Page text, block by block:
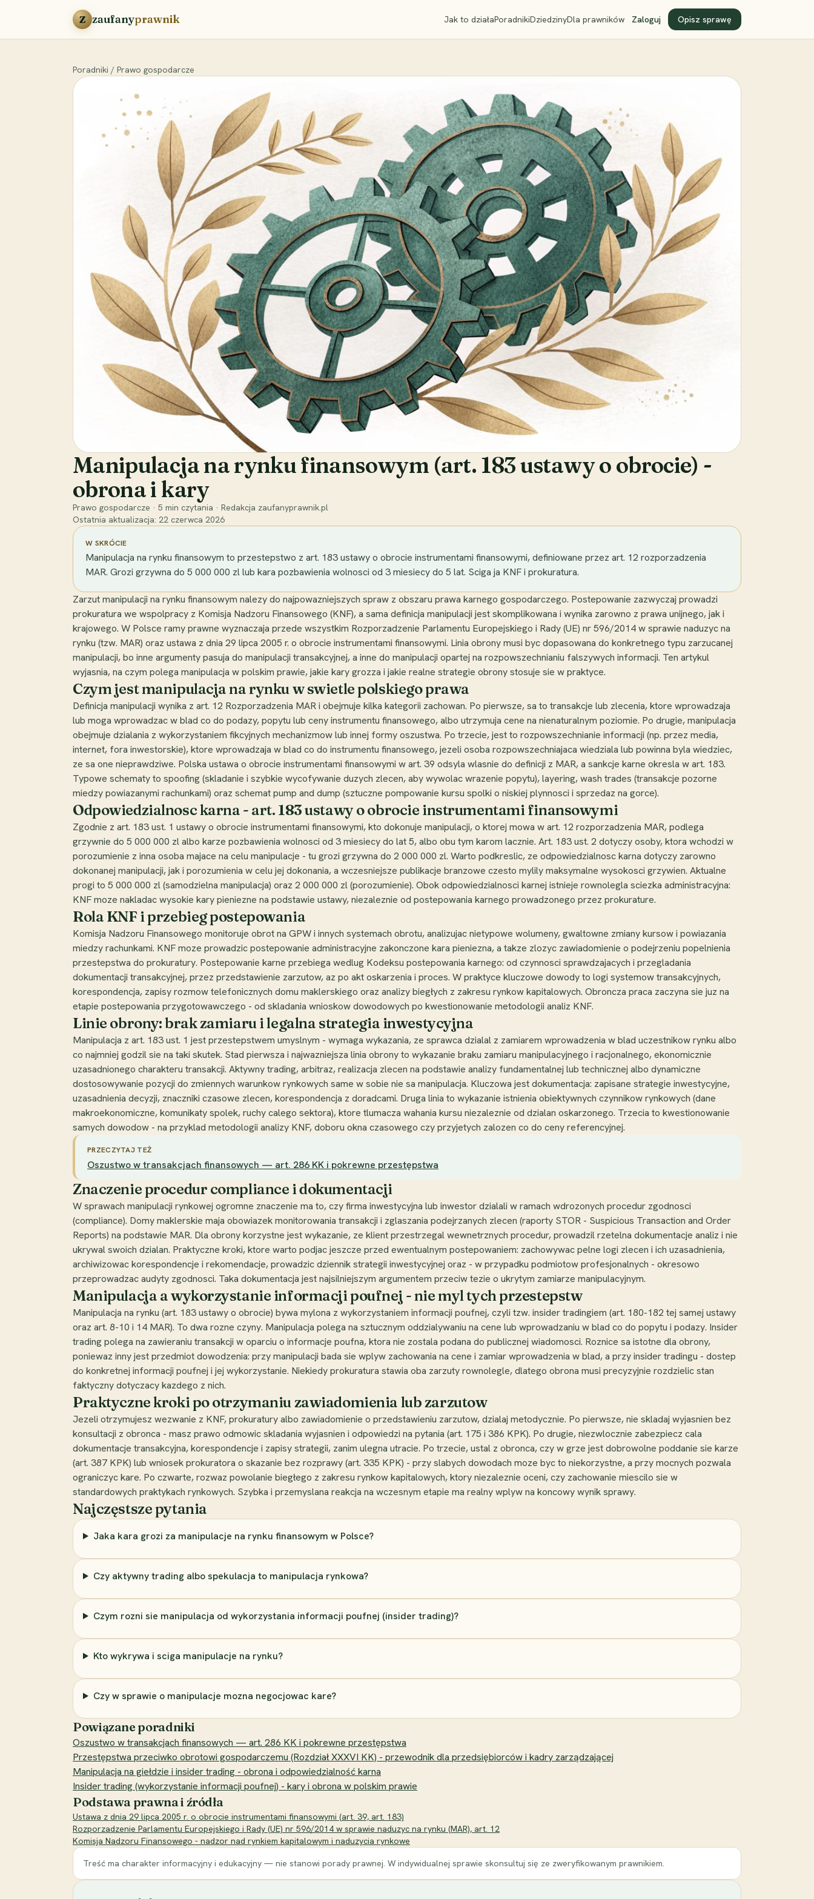
Przejdź do treści
Z zaufanyprawnik Jak to działaPoradnikiDziedzinyDla prawników Zaloguj Opisz sprawę
Poradniki / Prawo gospodarcze
Manipulacja na rynku finansowym (art. 183 ustawy o obrocie) -
obrona i kary
Prawo gospodarcze · 5 min czytania · Redakcja zaufanyprawnik.pl
Ostatnia aktualizacja: 22 czerwca 2026
W SKRÓCIE
Manipulacja na rynku finansowym to przestepstwo z art. 183 ustawy o obrocie instrumentami finansowymi, definiowane przez art. 12 rozporzadzenia
MAR. Grozi grzywna do 5 000 000 zl lub kara pozbawienia wolnosci od 3 miesiecy do 5 lat. Sciga ja KNF i prokuratura.
Zarzut manipulacji na rynku finansowym nalezy do najpowazniejszych spraw z obszaru prawa karnego gospodarczego. Postepowanie zazwyczaj prowadzi
prokuratura we wspolpracy z Komisja Nadzoru Finansowego (KNF), a sama definicja manipulacji jest skomplikowana i wynika zarowno z prawa unijnego, jak i
krajowego. W Polsce ramy prawne wyznaczaja przede wszystkim Rozporzadzenie Parlamentu Europejskiego i Rady (UE) nr 596/2014 w sprawie naduzyc na
rynku (tzw. MAR) oraz ustawa z dnia 29 lipca 2005 r. o obrocie instrumentami finansowymi. Linia obrony musi byc dopasowana do konkretnego typu zarzucanej
manipulacji, bo inne argumenty pasuja do manipulacji transakcyjnej, a inne do manipulacji opartej na rozpowszechnianiu falszywych informacji. Ten artykul
wyjasnia, na czym polega manipulacja w polskim prawie, jakie kary grozza i jakie realne strategie obrony stosuje sie w praktyce.
Czym jest manipulacja na rynku w swietle polskiego prawa
Definicja manipulacji wynika z art. 12 Rozporzadzenia MAR i obejmuje kilka kategorii zachowan. Po pierwsze, sa to transakcje lub zlecenia, ktore wprowadzaja
lub moga wprowadzac w blad co do podazy, popytu lub ceny instrumentu finansowego, albo utrzymuja cene na nienaturalnym poziomie. Po drugie, manipulacja
obejmuje dzialania z wykorzystaniem fikcyjnych mechanizmow lub innej formy oszustwa. Po trzecie, jest to rozpowszechnianie informacji (np. przez media,
internet, fora inwestorskie), ktore wprowadzaja w blad co do instrumentu finansowego, jezeli osoba rozpowszechniajaca wiedziala lub powinna byla wiedziec,
ze sa one nieprawdziwe. Polska ustawa o obrocie instrumentami finansowymi w art. 39 odsyla wlasnie do definicji z MAR, a sankcje karne okresla w art. 183.
Typowe schematy to spoofing (skladanie i szybkie wycofywanie duzych zlecen, aby wywolac wrazenie popytu), layering, wash trades (transakcje pozorne
miedzy powiazanymi rachunkami) oraz schemat pump and dump (sztuczne pompowanie kursu spolki o niskiej plynnosci i sprzedaz na gorce).
Odpowiedzialnosc karna - art. 183 ustawy o obrocie instrumentami finansowymi
Zgodnie z art. 183 ust. 1 ustawy o obrocie instrumentami finansowymi, kto dokonuje manipulacji, o ktorej mowa w art. 12 rozporzadzenia MAR, podlega
grzywnie do 5 000 000 zl albo karze pozbawienia wolnosci od 3 miesiecy do lat 5, albo obu tym karom lacznie. Art. 183 ust. 2 dotyczy osoby, ktora wchodzi w
porozumienie z inna osoba majace na celu manipulacje - tu grozi grzywna do 2 000 000 zl. Warto podkreslic, ze odpowiedzialnosc karna dotyczy zarowno
dokonanej manipulacji, jak i porozumienia w celu jej dokonania, a wczesniejsze publikacje branzowe czesto mylily maksymalne wysokosci grzywien. Aktualne
progi to 5 000 000 zl (samodzielna manipulacja) oraz 2 000 000 zl (porozumienie). Obok odpowiedzialnosci karnej istnieje rownolegla sciezka administracyjna:
KNF moze nakladac wysokie kary pieniezne na podstawie ustawy, niezaleznie od postepowania karnego prowadzonego przez prokurature.
Rola KNF i przebieg postepowania
Komisja Nadzoru Finansowego monitoruje obrot na GPW i innych systemach obrotu, analizujac nietypowe wolumeny, gwaltowne zmiany kursow i powiazania
miedzy rachunkami. KNF moze prowadzic postepowanie administracyjne zakonczone kara pieniezna, a takze zlozyc zawiadomienie o podejrzeniu popelnienia
przestepstwa do prokuratury. Postepowanie karne przebiega wedlug Kodeksu postepowania karnego: od czynnosci sprawdzajacych i przegladania
dokumentacji transakcyjnej, przez przedstawienie zarzutow, az po akt oskarzenia i proces. W praktyce kluczowe dowody to logi systemow transakcyjnych,
korespondencja, zapisy rozmow telefonicznych domu maklerskiego oraz analizy biegłych z zakresu rynkow kapitalowych. Obroncza praca zaczyna sie juz na
etapie postepowania przygotowawczego - od skladania wnioskow dowodowych po kwestionowanie metodologii analiz KNF.
Linie obrony: brak zamiaru i legalna strategia inwestycyjna
Manipulacja z art. 183 ust. 1 jest przestepstwem umyslnym - wymaga wykazania, ze sprawca dzialal z zamiarem wprowadzenia w blad uczestnikow rynku albo
co najmniej godzil sie na taki skutek. Stad pierwsza i najwazniejsza linia obrony to wykazanie braku zamiaru manipulacyjnego i racjonalnego, ekonomicznie
uzasadnionego charakteru transakcji. Aktywny trading, arbitraz, realizacja zlecen na podstawie analizy fundamentalnej lub technicznej albo dynamiczne
dostosowywanie pozycji do zmiennych warunkow rynkowych same w sobie nie sa manipulacja. Kluczowa jest dokumentacja: zapisane strategie inwestycyjne,
uzasadnienia decyzji, znaczniki czasowe zlecen, korespondencja z doradcami. Druga linia to wykazanie istnienia obiektywnych czynnikow rynkowych (dane
makroekonomiczne, komunikaty spolek, ruchy calego sektora), ktore tlumacza wahania kursu niezaleznie od dzialan oskarzonego. Trzecia to kwestionowanie
samych dowodow - na przyklad metodologii analizy KNF, doboru okna czasowego czy przyjetych zalozen co do ceny referencyjnej.
PRZECZYTAJ TEŻ
Oszustwo w transakcjach finansowych — art. 286 KK i pokrewne przestępstwa
Znaczenie procedur compliance i dokumentacji
W sprawach manipulacji rynkowej ogromne znaczenie ma to, czy firma inwestycyjna lub inwestor dzialali w ramach wdrozonych procedur zgodnosci
(compliance). Domy maklerskie maja obowiazek monitorowania transakcji i zglaszania podejrzanych zlecen (raporty STOR - Suspicious Transaction and Order
Reports) na podstawie MAR. Dla obrony korzystne jest wykazanie, ze klient przestrzegal wewnetrznych procedur, prowadzil rzetelna dokumentacje analiz i nie
ukrywal swoich dzialan. Praktyczne kroki, ktore warto podjac jeszcze przed ewentualnym postepowaniem: zachowywac pelne logi zlecen i ich uzasadnienia,
archiwizowac korespondencje i rekomendacje, prowadzic dziennik strategii inwestycyjnej oraz - w przypadku podmiotow profesjonalnych - okresowo
przeprowadzac audyty zgodnosci. Taka dokumentacja jest najsilniejszym argumentem przeciw tezie o ukrytym zamiarze manipulacyjnym.
Manipulacja a wykorzystanie informacji poufnej - nie myl tych przestepstw
Manipulacja na rynku (art. 183 ustawy o obrocie) bywa mylona z wykorzystaniem informacji poufnej, czyli tzw. insider tradingiem (art. 180-182 tej samej ustawy
oraz art. 8-10 i 14 MAR). To dwa rozne czyny. Manipulacja polega na sztucznym oddzialywaniu na cene lub wprowadzaniu w blad co do popytu i podazy. Insider
trading polega na zawieraniu transakcji w oparciu o informacje poufna, ktora nie zostala podana do publicznej wiadomosci. Roznice sa istotne dla obrony,
poniewaz inny jest przedmiot dowodzenia: przy manipulacji bada sie wplyw zachowania na cene i zamiar wprowadzenia w blad, a przy insider tradingu - dostep
do konkretnej informacji poufnej i jej wykorzystanie. Niekiedy prokuratura stawia oba zarzuty rownolegle, dlatego obrona musi precyzyjnie rozdzielic stan
faktyczny dotyczacy kazdego z nich.
Praktyczne kroki po otrzymaniu zawiadomienia lub zarzutow
Jezeli otrzymujesz wezwanie z KNF, prokuratury albo zawiadomienie o przedstawieniu zarzutow, dzialaj metodycznie. Po pierwsze, nie skladaj wyjasnien bez
konsultacji z obronca - masz prawo odmowic skladania wyjasnien i odpowiedzi na pytania (art. 175 i 386 KPK). Po drugie, niezwlocznie zabezpiecz cala
dokumentacje transakcyjna, korespondencje i zapisy strategii, zanim ulegna utracie. Po trzecie, ustal z obronca, czy w grze jest dobrowolne poddanie sie karze
(art. 387 KPK) lub wniosek prokuratora o skazanie bez rozprawy (art. 335 KPK) - przy slabych dowodach moze byc to niekorzystne, a przy mocnych pozwala
ograniczyc kare. Po czwarte, rozwaz powolanie biegłego z zakresu rynkow kapitalowych, ktory niezaleznie oceni, czy zachowanie miescilo sie w
standardowych praktykach rynkowych. Szybka i przemyslana reakcja na wczesnym etapie ma realny wplyw na koncowy wynik sprawy.
Najczęstsze pytania
Jaka kara grozi za manipulacje na rynku finansowym w Polsce?
Czy aktywny trading albo spekulacja to manipulacja rynkowa?
Czym rozni sie manipulacja od wykorzystania informacji poufnej (insider trading)?
Kto wykrywa i sciga manipulacje na rynku?
Czy w sprawie o manipulacje mozna negocjowac kare?
Powiązane poradniki
Oszustwo w transakcjach finansowych — art. 286 KK i pokrewne przestępstwa
Przestępstwa przeciwko obrotowi gospodarczemu (Rozdział XXXVI KK) - przewodnik dla przedsiębiorców i kadry zarządzającej
Manipulacja na giełdzie i insider trading - obrona i odpowiedzialność karna
Insider trading (wykorzystanie informacji poufnej) - kary i obrona w polskim prawie
Podstawa prawna i źródła
Ustawa z dnia 29 lipca 2005 r. o obrocie instrumentami finansowymi (art. 39, art. 183)
Rozporzadzenie Parlamentu Europejskiego i Rady (UE) nr 596/2014 w sprawie naduzyc na rynku (MAR), art. 12
Komisja Nadzoru Finansowego - nadzor nad rynkiem kapitalowym i naduzycia rynkowe
Treść ma charakter informacyjny i edukacyjny — nie stanowi porady prawnej. W indywidualnej sprawie skonsultuj się ze zweryfikowanym prawnikiem.